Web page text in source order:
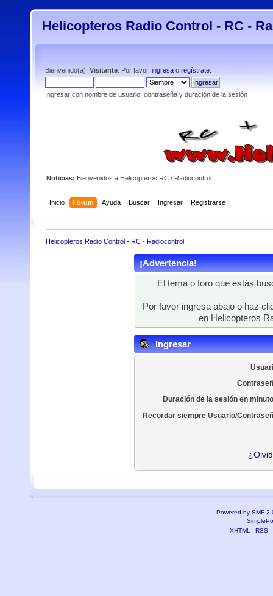
Helicopteros Radio Control - RC -
Bienvenido(a), Visitante . Por favor, ingresa o regístrate
Ingresar con nombre de usuario, contraseña y duración de la sesión
Noticias: Bienvenidos a Helicopteros RC / Radiocontrol
Inicio Forum Ayuda Buscar Ingresar Registrarse
Helicopteros Radio Control - RC - Radiocontrol
¡Advertencia!
El tema o foro que estás
Por favor ingresa abajo o haz
en Helicopteros
Ingresar
Duración de la sesión en
Recordar siempre Usuario/
Powered by SMF
XHTML
RSS